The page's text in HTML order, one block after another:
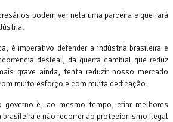
podem ver nela uma parceira e que fará
é imperativo defender a indústria brasileira e
desleal, da guerra cambial que reduz
grave ainda, tenta reduzir nosso mercado
muito esforço e com muita dedicação.
governo é, ao mesmo tempo, criar melhores
brasileira e não recorrer ao protecionismo ilegal